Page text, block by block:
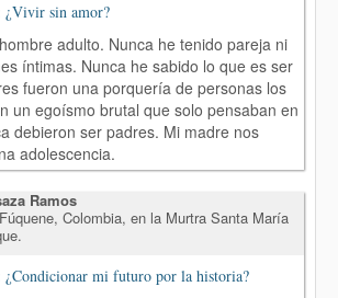
¿Vivir sin amor?
adulto. Nunca he tenido pareja ni
íntimas. Nunca he sabido lo que es ser
fueron una porquería de personas los
un egoísmo brutal que solo pensaban en
debieron ser padres. Mi madre nos
adolescencia.
Ramos
Colombia, en la Murtra Santa María
¿Condicionar mi futuro por la historia?